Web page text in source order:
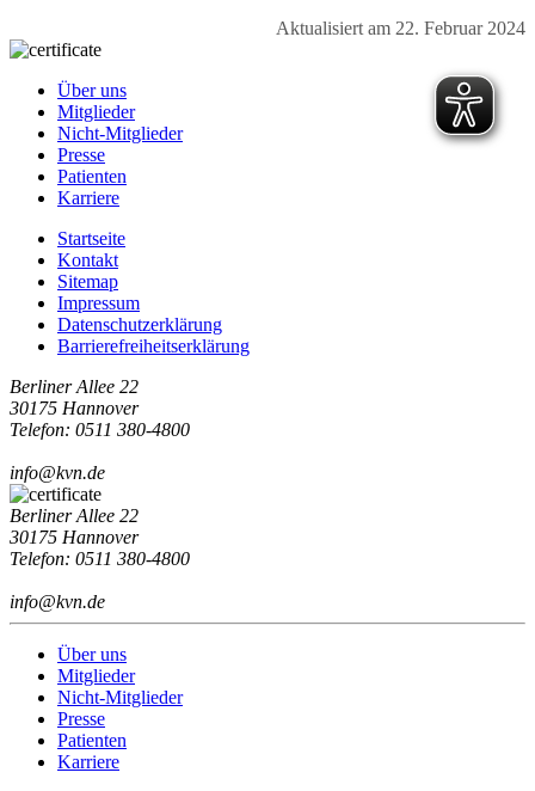
Aktualisiert am 22. Februar 2024
Über uns
Mitglieder
Nicht-Mitglieder
Presse
Patienten
Karriere
Startseite
Kontakt
Sitemap
Impressum
Datenschutzerklärung
Barrierefreiheitserklärung
Berliner Allee 22
30175 Hannover
Telefon: 0511 380-4800
info@kvn.de
Berliner Allee 22
30175 Hannover
Telefon: 0511 380-4800
info@kvn.de
Über uns
Mitglieder
Nicht-Mitglieder
Presse
Patienten
Karriere